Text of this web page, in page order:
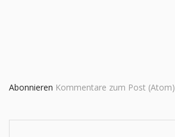
Abonnieren Kommentare zum Post (Atom)